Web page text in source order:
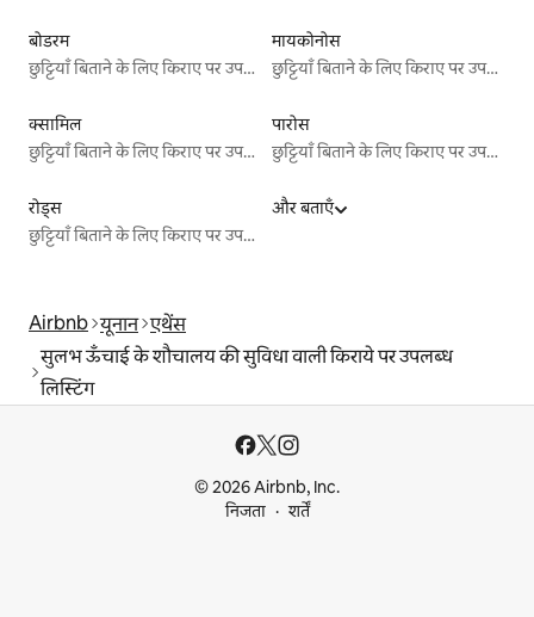
बोडरम
छुट्टियाँ बिताने के लिए किराए पर उपलब्ध जगहें
मायकोनोस
छुट्टियाँ बिताने के लिए किराए पर उपलब्ध जगहें
क्सामिल
छुट्टियाँ बिताने के लिए किराए पर उपलब्ध जगहें
पारोस
छुट्टियाँ बिताने के लिए किराए पर उपलब्ध जगहें
रोड्स
छुट्टियाँ बिताने के लिए किराए पर उपलब्ध जगहें
और बताएँ
Airbnb यूनान एथेंस
सुलभ ऊँचाई के शौचालय की सुविधा वाली किराये पर उपलब्ध
लिस्टिंग
© 2026 Airbnb, Inc.
निजता
शर्तें